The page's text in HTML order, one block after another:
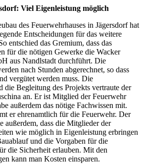
Viel Eigenleistung möglich
des Feuerwehrhauses in Jägersdorf hat
Entscheidungen für das weitere
entschied das Gremium, dass das
für die nötigen Gewerke die Wacker
aus Nandlstadt durchführt. Die
nach Stunden abgerechnet, so dass
vergütet werden muss. Die
die Begleitung des Projekts vertraute der
an. Er ist Mitglied der Feuerwehr
außerdem das nötige Fachwissen mit.
er ehrenamtlich für die Feuerwehr. Der
außerdem, dass die Mitglieder der
wie möglich in Eigenleistung erbringen
und die Vorgaben für die
die Sicherheit erlauben. Mit den
kann man Kosten einsparen.